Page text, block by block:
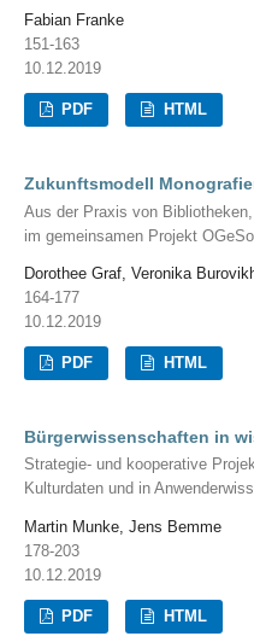
Fabian Franke
151-163
10.12.2019
PDF HTML
Zukunftsmodell
Aus der Praxis von
im gemeinsamen Projekt
Dorothee Graf, Veronika
164-177
10.12.2019
PDF HTML
Bürgerwissenschaften in
Strategie- und kooperative
Kulturdaten und in
Martin Munke, Jens Bemme
178-203
10.12.2019
PDF HTML